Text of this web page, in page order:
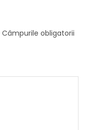
Câmpurile obligatorii